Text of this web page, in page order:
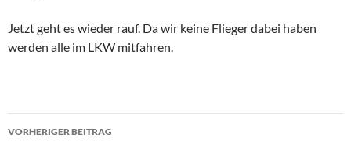
Jetzt geht es wieder rauf. Da wir keine Flieger dabei haben
werden alle im LKW mitfahren.
Beitragsnavigation
VORHERIGER BEITRAG